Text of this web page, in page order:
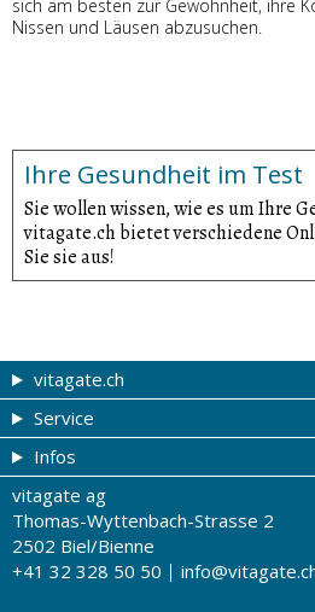
sich am besten zur Gewohnheit, ihre
Nissen und Läusen abzusuchen.
Ihre Gesundheit im Test
Sie wollen wissen, wie es um Ihre
vitagate.ch bietet verschiedene
Sie sie aus!
vitagate.ch
Gesund & schön
Themen von A-Z
Therapien von A-Z
Gesundheit zum Hören
Gesundheitstests
Service
Gutscheine
Drogistenstern
Drogeriesuche
Partner-Drogerien
Infos
Impressum
Über uns
Nutzungsbestimmungen
vitagate ag
Thomas-Wyttenbach-Strasse 2
2502 Biel/Bienne
+41 32 328 50 50